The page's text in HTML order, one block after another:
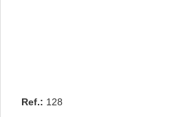
Ref.: 128